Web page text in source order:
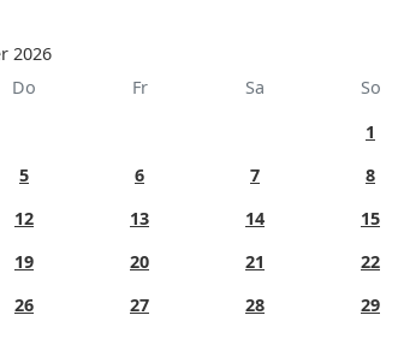
2026
Do Fr Sa
So
1
5 6 7
8
12 13 14
15
19 20 21
22
26 27 28
29